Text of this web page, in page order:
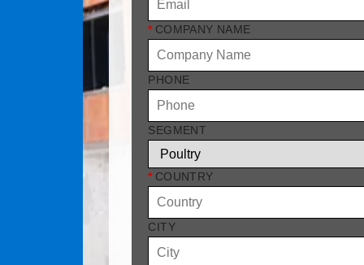
* COMPANY NAME
PHONE
SEGMENT
* COUNTRY
CITY